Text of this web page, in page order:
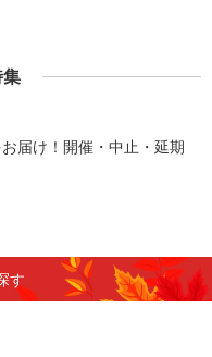
届け！開催・中止・延期
す